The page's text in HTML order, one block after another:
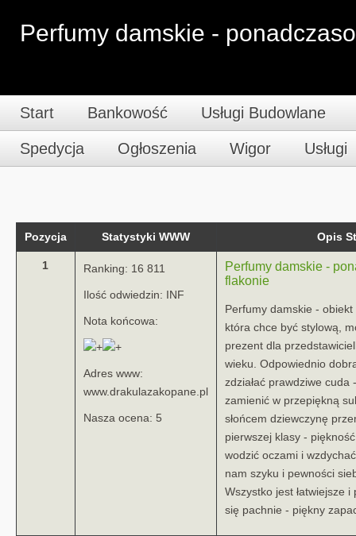
Perfumy damskie -
Start Bankowość Usługi Budowlane
Spedycja Ogłoszenia Wigor Usługi
Pozycja Statystyki WWW Opis
1 Ranking: 16 811
Ilość odwiedzin: INF
Nota końcowa:
Adres www:
www.drakulazakopane.pl
Nasza ocena: 5
Perfumy damskie -
flakonie
Perfumy damskie -
która chce być stylową,
prezent dla
wieku. Odpowiednio
zdziałać prawdziwe cuda
zamienić w przepiękną
słońcem dziewczynę
pierwszej klasy -
wodzić oczami i
nam szyku i pewności
Wszystko jest łatwiejsze
się pachnie - piękny